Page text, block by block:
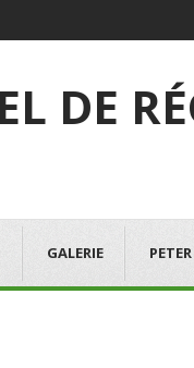
DE
GALERIE